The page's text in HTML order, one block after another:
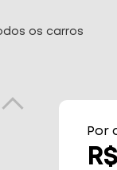
os carros
Por